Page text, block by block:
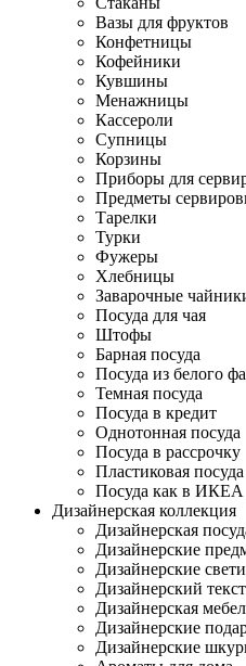
Вазы для фруктов
Конфетницы
Кофейники
Кувшины
Менажницы
Кассероли
Супницы
Корзины
Приборы для
Предметы
Тарелки
Турки
Фужеры
Хлебницы
Заварочные
Посуда для чая
Штофы
Барная посуда
Посуда из белого
Темная посуда
Посуда в кредит
Однотонная посуда
Посуда в рассрочку
Пластиковая посуда
Посуда как в ИКЕА
Дизайнерская коллекция
Дизайнерская
Дизайнерские
Дизайнерские
Дизайнерский
Дизайнерская
Дизайнерские
Дизайнерские